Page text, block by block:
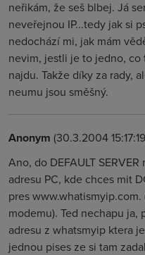
neřikám, že seš blbej. Já
neveřejnou IP...tedy jak si
nedochází mi, jak mám
nevim, jestli je to jedno,
najdu. Takže díky za rady,
neumu jsou směšný.
Anonym (30.3.2004
Ano, do DEFAULT
adresu PC, kde chces mit
pres
modemu). Ted nechapu ja,
adresu z whatsmyip ktera
jednou pises ze si tam